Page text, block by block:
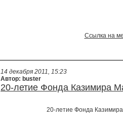
Ссылка на
14 декабря 2011, 15:23
Автор: buster
20-летие Фонда Казимира
20-летие Фонда